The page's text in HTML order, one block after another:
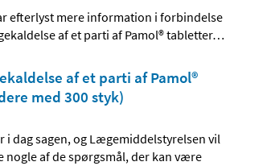
efterlyst mere information i forbindelse
af et parti af Pamol® tabletter…
af et parti af Pamol®
med 300 styk)
i dag sagen, og Lægemiddelstyrelsen vil
nogle af de spørgsmål, der kan være